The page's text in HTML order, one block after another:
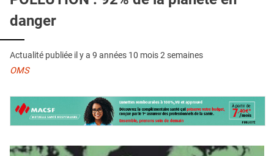
QUI SOMMES-NOUS ?
PUBLICITÉ
CONDITIONS GÉNÉRALES
CRÉDITS
danger
Actualité publiée il y a 9 années 10 mois 2 semaines
OMS